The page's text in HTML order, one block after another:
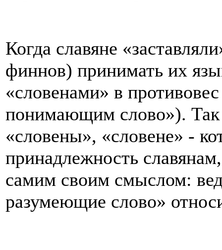
Когда славяне
финнов) принимать их
«словенами» в
понимающим слово»). Так
«словены», «словене» -
принадлежность
самим своим смыслом:
разумеющие слово»